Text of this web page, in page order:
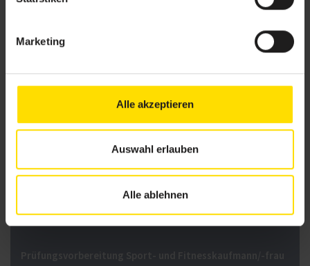
Marketing
Alle akzeptieren
Auswahl erlauben
Alle ablehnen
Prüfungsvorbereitung Sport- und Fitnesskaufmann/-frau